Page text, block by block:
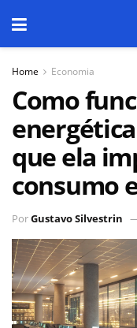
Home Economia
Como
que ela
consumo
PorGustavo Silvestrin